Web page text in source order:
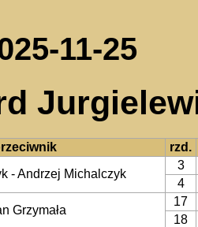
11-25
rzd.
- Andrzej Michalczyk
3
4
Grzymała
17
18